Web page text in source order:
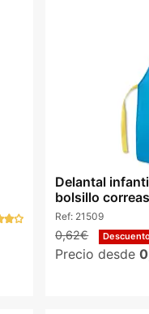
Delantal
bolsillo
Ref: 21509
0,62€
Precio desde